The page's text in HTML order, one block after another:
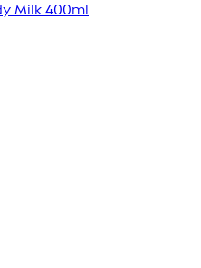
Milk 400ml